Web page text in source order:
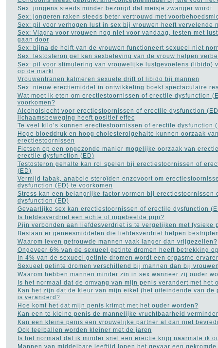
Sex: jongens steeds minder bezorgd dat meisje zwanger wordt
Sex: jongeren raken steeds beter vertrouwd met
Sex: pil voor verhogen lust in sex bij vrouwen heeft vervelende
Sex: Viagra voor vrouwen nog niet voor vandaag, testen met
gaan door
Sex: bijna de helft van de vrouwen functioneert sexueel niet
Sex: testosteron gel kan sexbeleving van de vrouw helpen
Sex: pil voor stimulering van vrouwelijke lustgevoelens (libido)
op de markt
Vrouwentranen kalmeren sexuele drift of libido bij mannen
Sex: nieuw erectiemiddel in ontwikkeling boekt spectaculaire
Wat moet ik eten om erectiestoornissen of erectile dysfunction
voorkomen?
Alcoholslecht voor erectiestoornissen of erectile dysfunction
lichaamsbeweging heeft positief effec
Te veel kilo’s kunnen erectiestoornissen of erectile dysfunction
Hoge bloeddruk en hoog cholesterolgehalte kunnen oorzaak
erectiestoornissen
Fietsen op een ongezonde manier mogelijke oorzaak van
erectile dysfunction (ED)
Testosteron gehalte kan rol spelen bij erectiestoornissen of
(ED)
Vermijd tabak, anabole steroïden enzovoort om
dysfunction (ED) te voorkomen
Stress kan een belangrijke factor vormen bij erectiestoornissen
dysfunction (ED)
Gevaarlijke sex kan erectiestoornissen of erectile dysfunction
Is liefdesverdriet een echte of ingebeelde pijn?
Pijn verbonden aan liefdesverdriet is te vergelijken met fysieke
Bestaan er geneesmiddelen die liefdesverdriet helpen
Waarom leven getrouwde mannen vaak langer dan vrijgezellen?
Ongeveer 6% van de sexueel getinte dromen heeft betrekking
In 4% van de sexueel getinte dromen wordt een orgasme
Sexueel getinte dromen verschillend bij mannen dan bij
Waarom hebben mannen minder zin in sex wanneer zij ouder
Is het normaal dat de omvang van mijn penis verandert met het
Kan het zijn dat de kleur van mijn eikel (het uiteindende van de
is veranderd?
Hoe komt het dat mijn penis krimpt met het ouder worden?
Kan een te kleine penis de mannelijke vruchtbaarheid
Kan een kleine penis een vrouwelijke partner al dan niet
Ook teelballen worden kleiner met de jaren
Is het normaal dat ik minder snel een erectie krijg naarmate ik
Mannen van middelbare leeftijd lopen het gevaar een